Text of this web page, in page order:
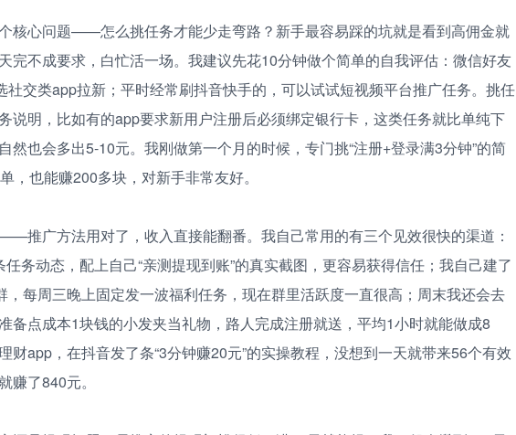
核心问题——怎么挑任务才能少走弯路？新手最容易踩的坑就是看到高佣金就
完不成要求，白忙活一场。我建议先花10分钟做个简单的自我评估：微信好友
社交类app拉新；平时经常刷抖音快手的，可以试试短视频平台推广任务。挑任
说明，比如有的app要求新用户注册后必须绑定银行卡，这类任务就比单纯下
然也会多出5-10元。我刚做第一个月的时候，专门挑“注册+登录满3分钟”的简
，也能赚200多块，对新手非常友好。
推广方法用对了，收入直接能翻番。我自己常用的有三个见效很快的渠道：
务动态，配上自己“亲测提现到账”的真实截图，更容易获得信任；我自己建了
，每周三晚上固定发一波福利任务，现在群里活跃度一直很高；周末我还会去
备点成本1块钱的小发夹当礼物，路人完成注册就送，平均1小时就能做成8
财app，在抖音发了条“3分钟赚20元”的实操教程，没想到一天就带来56个有效
赚了840元。